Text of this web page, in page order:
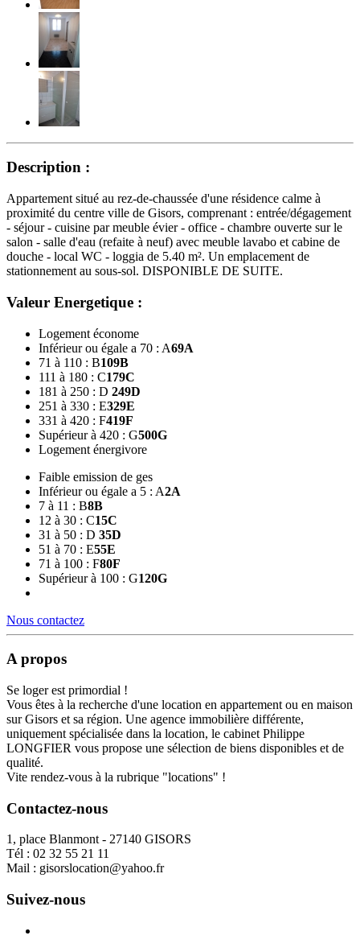
Description :
Appartement situé au rez-de-chaussée d'une résidence calme à
proximité du centre ville de Gisors, comprenant : entrée/dégagement
- séjour - cuisine par meuble évier - office - chambre ouverte sur le
salon - salle d'eau (refaite à neuf) avec meuble lavabo et cabine de
douche - local WC - loggia de 5.40 m². Un emplacement de
stationnement au sous-sol. DISPONIBLE DE SUITE.
Valeur Energetique :
Logement économe
Inférieur ou égale a 70 : A69A
71 à 110 : B109B
111 à 180 : C179C
181 à 250 : D 249D
251 à 330 : E329E
331 à 420 : F419F
Supérieur à 420 : G500G
Logement énergivore
Faible emission de ges
Inférieur ou égale a 5 : A2A
7 à 11 : B8B
12 à 30 : C15C
31 à 50 : D 35D
51 à 70 : E55E
71 à 100 : F80F
Supérieur à 100 : G120G
Nous contactez
A propos
Se loger est primordial !
Vous êtes à la recherche d'une location en appartement ou en maison
sur Gisors et sa région. Une agence immobilière différente,
uniquement spécialisée dans la location, le cabinet Philippe
LONGFIER vous propose une sélection de biens disponibles et de
qualité.
Vite rendez-vous à la rubrique "locations" !
Contactez-nous
1, place Blanmont - 27140 GISORS
Tél : 02 32 55 21 11
Mail : gisorslocation@yahoo.fr
Suivez-nous